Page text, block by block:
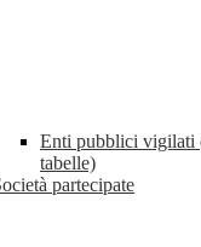
Enti pubblici vigilati
tabelle)
partecipate